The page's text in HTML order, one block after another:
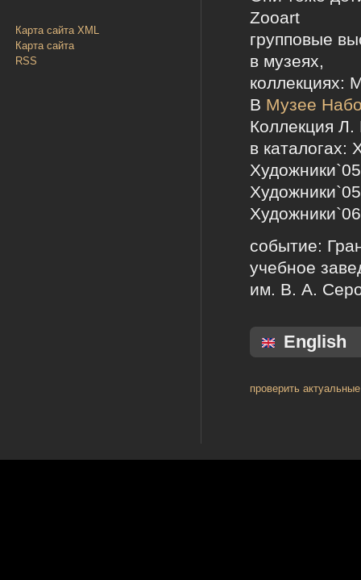
Карта сайта XML
Карта сайта
RSS
Zooart
групповые
в музеях,
коллекциях:
В Музее
Коллекция
в каталогах:
Художники`06
событие:
учебное
им. В. А.
English
проверить